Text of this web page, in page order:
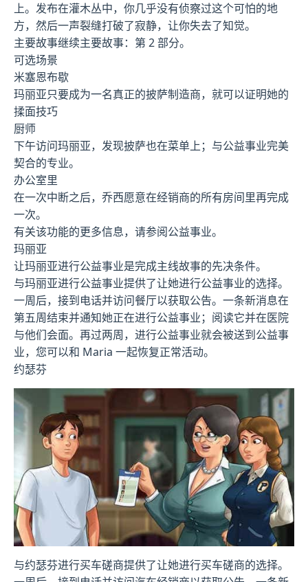
上。发布在灌木丛中，你几乎没有侦察过这个可怕的地
方，然后一声裂缝打破了寂静，让你失去了知觉。
主要故事继续主要故事：第 2 部分。
可选场景
米塞恩布歇
玛丽亚只要成为一名真正的披萨制造商，就可以证明她的
揉面技巧
厨师
下午访问玛丽亚，发现披萨也在菜单上；与公益事业完美
契合的专业。
办公室里
在一次中断之后，乔西愿意在经销商的所有房间里再完成
一次。
有关该功能的更多信息，请参阅公益事业。
玛丽亚
让玛丽亚进行公益事业是完成主线故事的先决条件。
与玛丽亚进行公益事业提供了让她进行公益事业的选择。
一周后，接到电话并访问餐厅以获取公告。一条新消息在
第五周结束并通知她正在进行公益事业；阅读它并在医院
与他们会面。再过两周，进行公益事业就会被送到公益事
业，您可以和 Maria 一起恢复正常活动。
约瑟芬
与约瑟芬进行买车磋商提供了让她进行买车磋商的选择。